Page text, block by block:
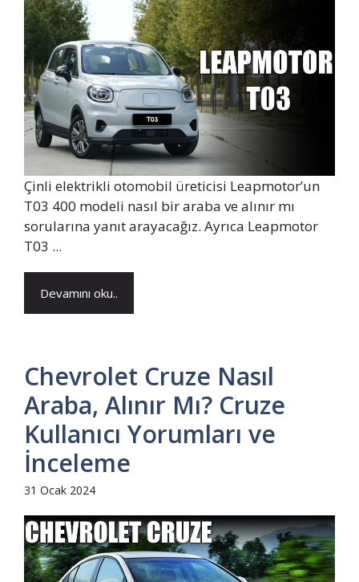
Çinli elektrikli otomobil üreticisi Leapmotor’un
T03 400 modeli nasıl bir araba ve alınır mı
sorularına yanıt arayacağız. Ayrıca Leapmotor
T03 ...
Devamını oku..
Chevrolet Cruze Nasıl
Araba, Alınır Mı? Cruze
Kullanıcı Yorumları ve
İnceleme
31 Ocak 2024